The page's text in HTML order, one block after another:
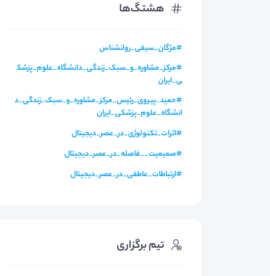
هشتگ‌ها
#مژگان_سیفی_روانشناس
#مرکز_مشاوره_و_سبک_زندگی_دانشگاه_علوم_پزشک
ی_ایران
#حمید_پیروی_رئیس_مرکز_مشاوره_و_سبک_زندگی_د
انشگاه_علوم_پزشکی_ایران
#اثرات_تکنولوژی_در_عصر_دیجیتال
#صمیمیت__فاصله_در_عصر_دیجیتال
#ارتباطات_عاطفی_در_عصر_دیجیتال
تیم برگزاری